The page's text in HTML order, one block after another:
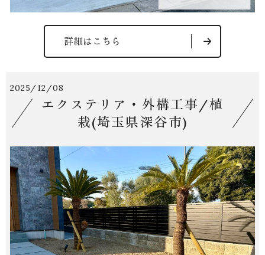
詳細はこちら
2025/12/08
エクステリア・外構工事/植
栽(埼玉県深谷市)